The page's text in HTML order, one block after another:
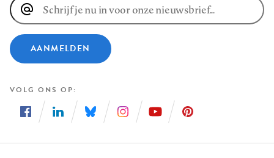
E-
mailadres
AANMELDEN
VOLG ONS OP
ons
ons
ons
ons
ons
ons